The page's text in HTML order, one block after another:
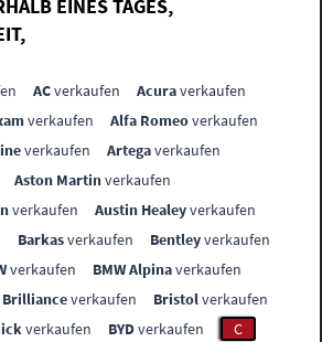
EINES TAGES,
ACverkaufen Acuraverkaufen
verkaufen Alfa Romeoverkaufen
verkaufen Artegaverkaufen
Aston Martinverkaufen
verkaufen Austin Healeyverkaufen
Barkasverkaufen Bentleyverkaufen
verkaufen BMW Alpinaverkaufen
Brillianceverkaufen Bristolverkaufen
verkaufen BYDverkaufen C